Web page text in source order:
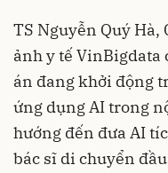
TS Nguyễn Quý
ảnh y tế
án đang khởi động
ứng dụng AI trong
hướng đến đưa AI
bác sĩ di chuyển